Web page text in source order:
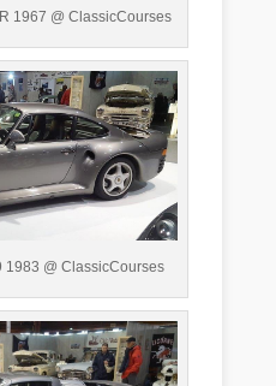
1967 @ ClassicCourses
1983 @ ClassicCourses